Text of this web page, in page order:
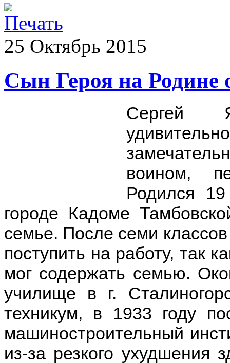
25 Октябрь 2015
Сын Героя на Родине
Сергей
воином,
Родился
городе Кадоме
семье. После семи
поступить на работу, так
мог содержать семью.
училище в г.
техникум, в 1933 году
машиностроительный
из-за резкого ухудшения